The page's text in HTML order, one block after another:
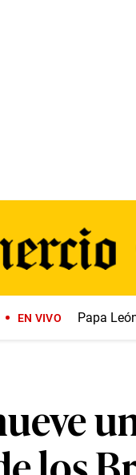
EN VIVO Papa